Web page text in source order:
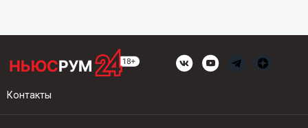
Контакты